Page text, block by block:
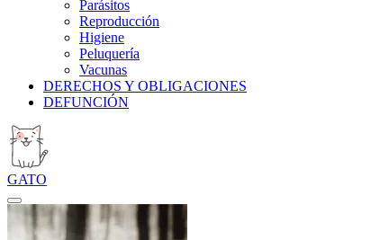
Parásitos
Reproducción
Higiene
Peluquería
Vacunas
DERECHOS Y OBLIGACIONES
DEFUNCIÓN
GATO